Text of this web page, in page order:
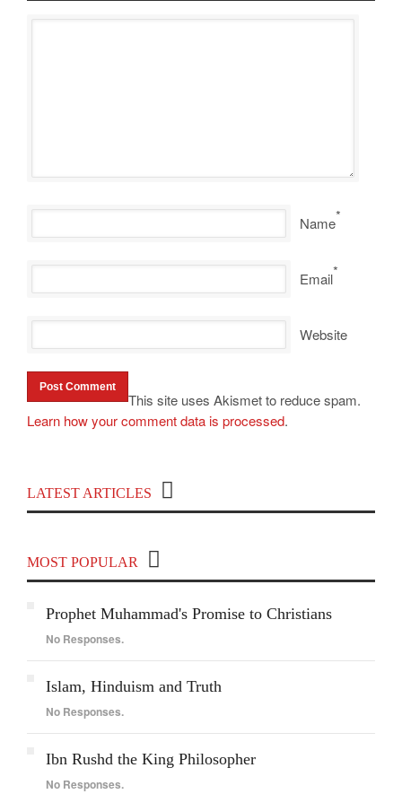
Name*
Email*
Website
This site uses Akismet to reduce spam.
Learn how your comment data is processed.
LATEST ARTICLES
Top 100 Indian Political and Public-Affairs
YouTube Channels
MOST POPULAR
Prophet Muhammad's Promise to Christians
No Responses.
Islam, Hinduism and Truth
No Responses.
Ibn Rushd the King Philosopher
No Responses.